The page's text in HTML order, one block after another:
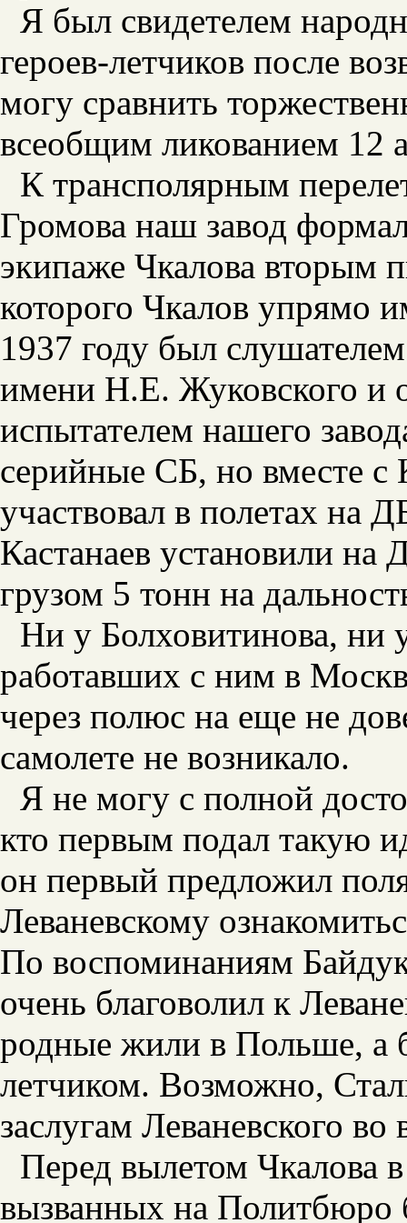
Я был свидетелем
героев-летчиков после
могу сравнить
всеобщим ликованием 12
К трансполярным
Громова наш завод
экипаже Чкалова вторым
которого Чкалов упрямо
1937 году был
имени Н.Е. Жуковского и
испытателем нашего
серийные СБ, но вместе
участвовал в полетах на
Кастанаев установили на
грузом 5 тонн на
Ни у Болховитинова, ни
работавших с ним в
через полюс на еще не
самолете не возникало.
Я не могу с полной
кто первым подал такую
он первый предложил
Леваневскому
По воспоминаниям
очень благоволил к
родные жили в Польше, а
летчиком. Возможно,
заслугам Леваневского
Перед вылетом Чкалова
вызванных на